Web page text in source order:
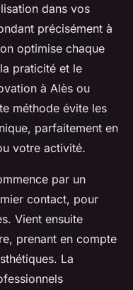
dans vos
précisément à
optimise chaque
praticité et le
à Alès ou
méthode évite les
parfaitement en
votre activité.
par un
contact, pour
Vient ensuite
prenant en compte
La